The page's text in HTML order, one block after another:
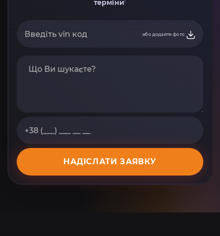
терміни!
або додайте фото
НАДІСЛАТИ ЗАЯВКУ